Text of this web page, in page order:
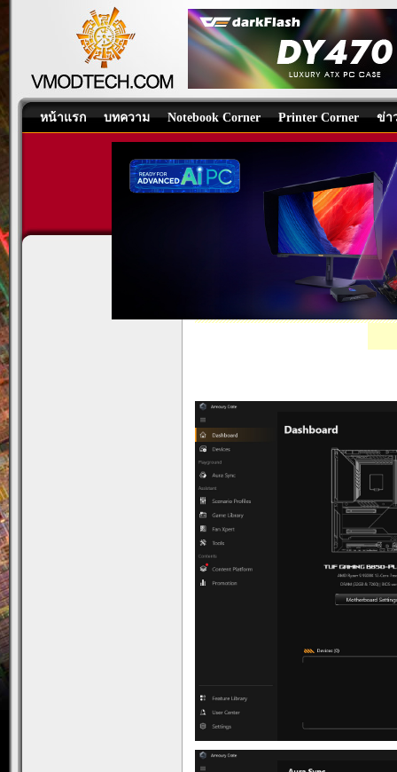
หน้าแรก บทความ Notebook Corner Printer Corner ข่า
ASUS TUF GAMING B850-
บทความโดย: